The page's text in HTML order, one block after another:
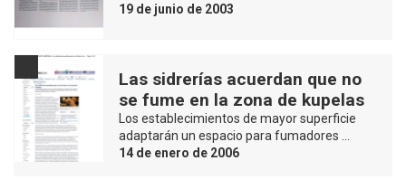
19 de junio de 2003
Las sidrerías acuerdan que no
se fume en la zona de kupelas
Los establecimientos de mayor superficie
adaptarán un espacio para fumadores …
14 de enero de 2006